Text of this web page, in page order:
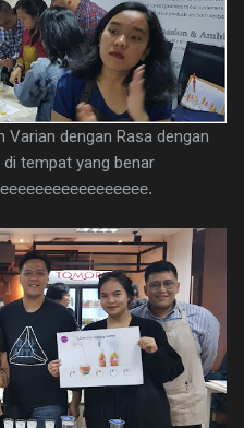
dengan Rasa dengan
tempat yang benar